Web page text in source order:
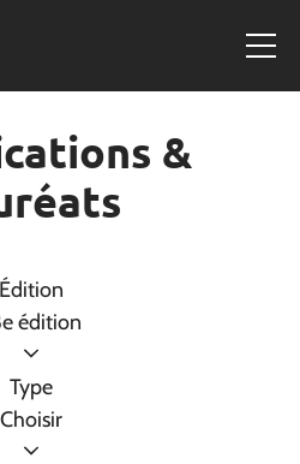
&
Édition
édition
Type
Choisir